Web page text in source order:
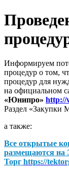
Информируем
процедур о том,
процедур для
на официальном
«Юнипро» http://
Раздел «Закупки
а также:
Все открытые
размещаются на
Торг https://